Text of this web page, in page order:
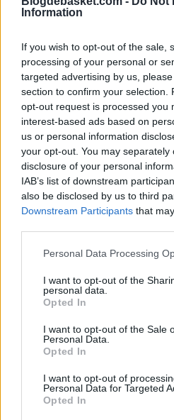
Information
If you wish to opt-out of the sale,
processing of your personal or
targeted advertising by us,
section to confirm your selection.
opt-out request is processed you
interest-based ads based on
us or personal information
your opt-out. You may
disclosure of your personal
IAB’s list of downstream
also be disclosed by us to third
Downstream Participants that
Personal Data Processing
I want to opt-out of the
personal data.
Opted In
I want to opt-out of the Sale
Personal Data.
Opted In
I want to opt-out of
Personal Data for Targeted
Opted In
“No lo pienso mucho (LeBron
Realmente no hablo conmigo
partidos. Se cuando hay que
no estoy pensando en ello”.
Eight straight wins in
GAME 6 --:https://t.co/
pic.twitter.com/BWQStZyD0R
— Cleveland Cavaliers
La acumulación de minutos
siendo el principal problema
ahora no le esté afectando
en el último partido 46
esto, no quiso darle